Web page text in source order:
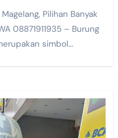
08871911935 – Burung
simbol…